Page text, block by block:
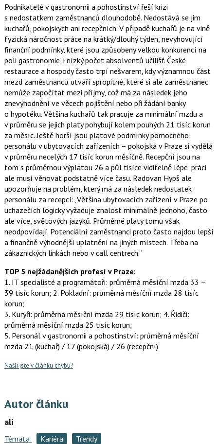
Podnikatelé v gastronomii a pohostinství řeší krizi
s nedostatkem zaměstnanců dlouhodobě. Nedostává se jim
kuchařů, pokojských ani recepčních. V případě kuchařů je na vině
fyzická náročnost práce na krátký/dlouhý týden, nevyhovující
finanční podmínky, které jsou způsobeny velkou konkurencí na
poli gastronomie, i nízký počet absolventů učilišť. České
restaurace a hospody často trpí nešvarem, kdy významnou část
mezd zaměstnanců utváří spropitné, které si ale zaměstnanec
nemůže započítat mezi příjmy, což má za následek jeho
znevýhodnění ve věcech pojištění nebo při žádání banky
o hypotéku. Většina kuchařů tak pracuje za minimální mzdu a
v průměru se jejich platy pohybují kolem pouhých 21 tisíc korun
za měsíc. Ještě horší jsou platové podmínky pomocného
personálu v ubytovacích zařízeních – pokojská v Praze si vydělá
v průměru necelých 17 tisíc korun měsíčně. Recepční jsou na
tom s průměrnou výplatou 26 a půl tisíce viditelně lépe, práci
ale musí věnovat podstatně více času. Radovan Hypš ale
upozorňuje na problém, který má za následek nedostatek
personálu za recepcí: „Většina ubytovacích zařízení v Praze po
uchazečích logicky vyžaduje znalost minimálně jednoho, často
ale více, světových jazyků. Průměrné platy tomu však
neodpovídají. Potenciální zaměstnanci proto často najdou lepší
a finančně výhodnější uplatnění na jiných místech. Třeba na
zákaznických linkách nebo v call centrech.“
TOP 5 nejžádanějších profesí v Praze:
1. IT specialisté a programátoři: průměrná měsíční mzda 33 –
39 tisíc korun; 2. Pokladní: průměrná měsíční mzda 28 tisíc
korun;
3. Kurýři: průměrná měsíční mzda 29 tisíc korun; 4. Řidiči:
průměrná měsíční mzda 25 tisíc korun;
5. Personál v gastronomii a pohostinství: průměrná měsíční
mzda 21 (kuchař) / 17 (pokojská) / 26 (recepční)
Našli jste v článku chybu?
Autor článku
ali
Témata: Kariéra Trendy